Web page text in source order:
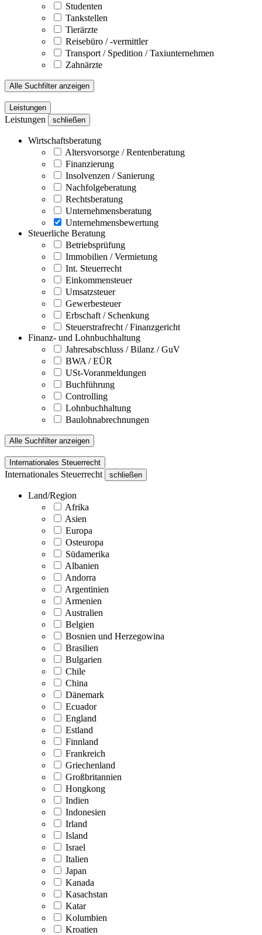
Studenten
Tankstellen
Tierärzte
Reisebüro / -vermittler
Transport / Spedition / Taxiunternehmen
Zahnärzte
Alle Suchfilter anzeigen
Leistungen
Leistungen schließen
Wirtschaftsberatung
Altersvorsorge / Rentenberatung
Finanzierung
Insolvenzen / Sanierung
Nachfolgeberatung
Rechtsberatung
Unternehmensberatung
Unternehmensbewertung
Steuerliche Beratung
Betriebsprüfung
Immobilien / Vermietung
Int. Steuerrecht
Einkommensteuer
Umsatzsteuer
Gewerbesteuer
Erbschaft / Schenkung
Steuerstrafrecht / Finanzgericht
Finanz- und Lohnbuchhaltung
Jahresabschluss / Bilanz / GuV
BWA / EÜR
USt-Voranmeldungen
Buchführung
Controlling
Lohnbuchhaltung
Baulohnabrechnungen
Alle Suchfilter anzeigen
Internationales Steuerrecht
Internationales Steuerrecht schließen
Land/Region
Afrika
Asien
Europa
Osteuropa
Südamerika
Albanien
Andorra
Argentinien
Armenien
Australien
Belgien
Bosnien und Herzegowina
Brasilien
Bulgarien
Chile
China
Dänemark
Ecuador
England
Estland
Finnland
Frankreich
Griechenland
Großbritannien
Hongkong
Indien
Indonesien
Irland
Island
Israel
Italien
Japan
Kanada
Kasachstan
Katar
Kolumbien
Kroatien